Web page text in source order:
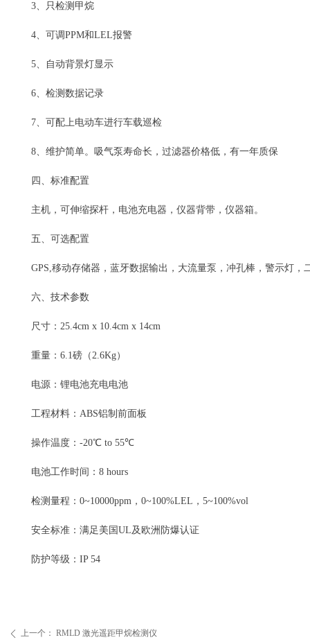
ꄴ 上一个： RMLD 激光遥距甲烷检测仪
3、只检测甲烷
4、可调PPM和LEL报警
5、自动背景灯显示
6、检测数据记录
7、可配上电动车进行车载巡检
8、维护简单。吸气泵寿命长，过滤器价格低，有一年质保
四、标准配置
主机，可伸缩探杆，电池充电器，仪器背带，仪器箱。
五、可选配置
GPS,移动存储器，蓝牙数据输出，大流量泵，冲孔棒，警示灯，
六、技术参数
尺寸：25.4cm x 10.4cm x 14cm
重量：6.1磅（2.6Kg）
电源：锂电池充电电池
工程材料：ABS铝制前面板
操作温度：-20℃ to 55℃
电池工作时间：8 hours
检测量程：0~10000ppm，0~100%LEL，5~100%vol
安全标准：满足美国UL及欧洲防爆认证
防护等级：IP 54